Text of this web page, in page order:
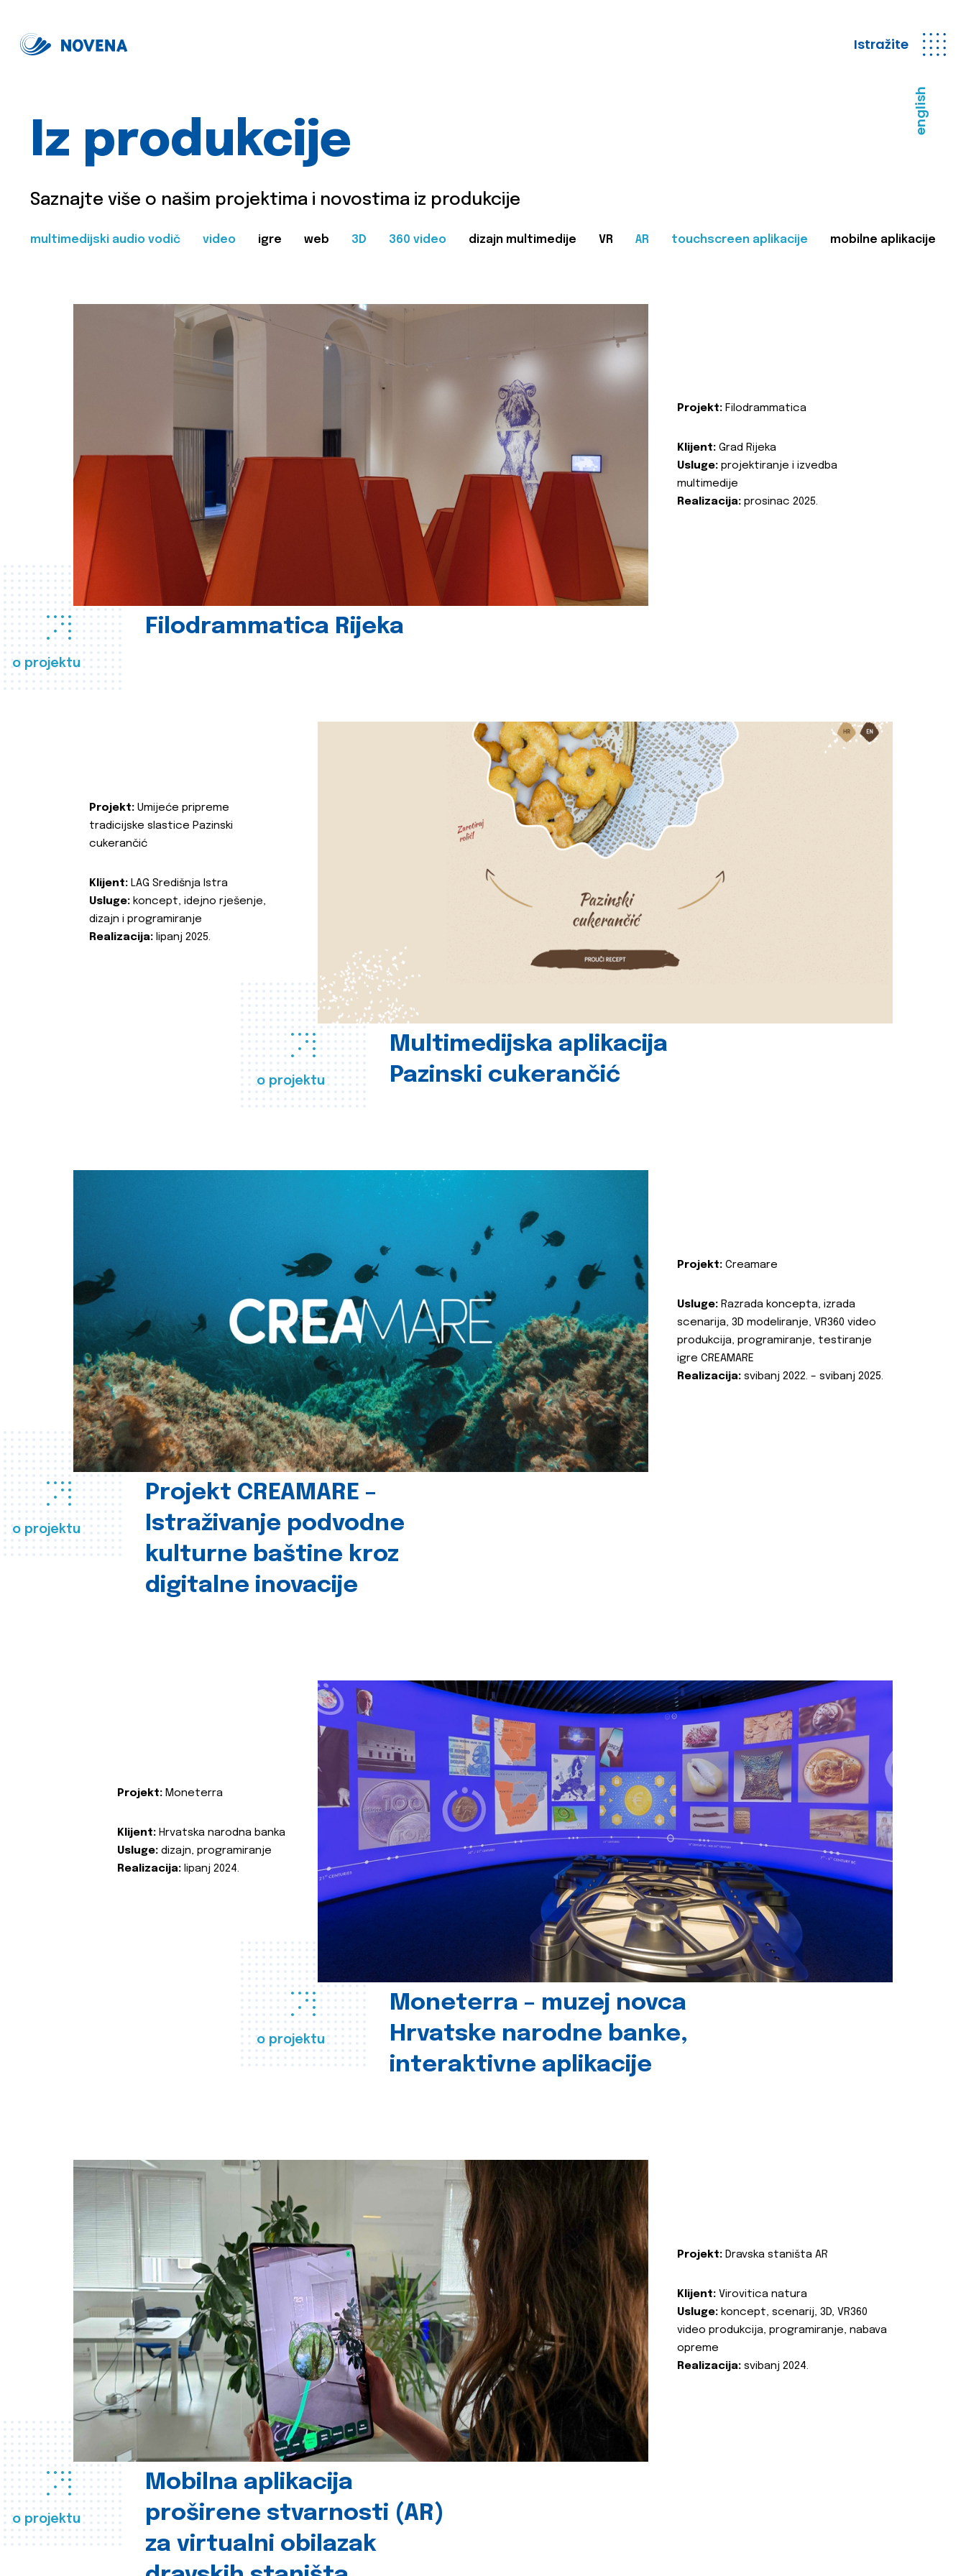
Istražite
english
Iz produkcije
Saznajte više o našim projektima i novostima iz produkcije
multimedijski audio vodič video igre web 3D 360 video dizajn multimedije VR AR touchscreen aplikacije mobilne aplikacije
o projektu
Filodrammatica Rijeka
Projekt: Filodrammatica
Klijent: Grad Rijeka
Usluge: projektiranje i izvedba
multimedije
Realizacija: prosinac 2025.
o projektu
Multimedijska aplikacija
Pazinski cukerančić
Projekt: Umijeće pripreme
tradicijske slastice Pazinski
cukerančić
Klijent: LAG Središnja Istra
Usluge: koncept, idejno rješenje,
dizajn i programiranje
Realizacija: lipanj 2025.
o projektu
Projekt CREAMARE –
Istraživanje podvodne
kulturne baštine kroz
digitalne inovacije
Projekt: Creamare
Usluge: Razrada koncepta, izrada
scenarija, 3D modeliranje, VR360 video
produkcija, programiranje, testiranje
igre CREAMARE
Realizacija: svibanj 2022. – svibanj 2025.
o projektu
Moneterra – muzej novca
Hrvatske narodne banke,
interaktivne aplikacije
Projekt: Moneterra
Klijent: Hrvatska narodna banka
Usluge: dizajn, programiranje
Realizacija: lipanj 2024.
o projektu
Mobilna aplikacija
proširene stvarnosti (AR)
za virtualni obilazak
Projekt: Dravska staništa AR
Klijent: Virovitica natura
Usluge: koncept, scenarij, 3D, VR360
video produkcija, programiranje, nabava
opreme
Realizacija: svibanj 2024.